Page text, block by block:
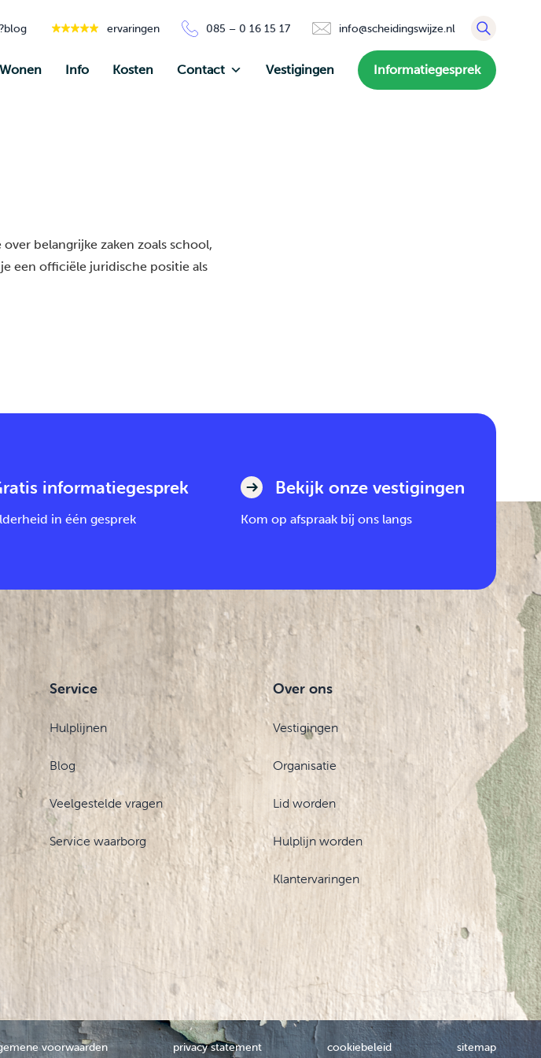
blog ervaringen 085 – 0 16 15 17 info@scheidingswijze.nl
Wonen Info Kosten Contact Vestigingen Informatiegesprek
belangrijke zaken zoals school,
een officiële juridische positie als
informatiegesprek
in één gesprek
Bekijk onze vestigingen
Kom op afspraak bij ons langs
Service
Hulplijnen
Blog
Veelgestelde vragen
Service waarborg
Over ons
Vestigingen
Organisatie
Lid worden
Hulplijn worden
Klantervaringen
voorwaarden privacy statement cookiebeleid sitemap